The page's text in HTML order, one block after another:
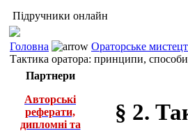
Підручники онлайн
Головна Ораторське
Тактика оратора: принципи,
Партнери
Авторські
реферати,
дипломні та
§ 2.